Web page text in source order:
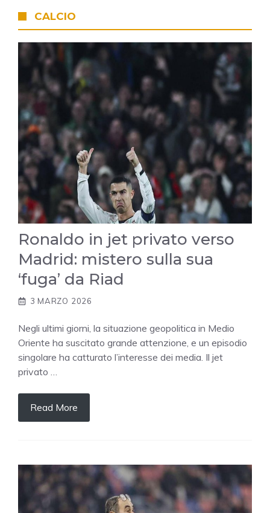
CALCIO
Ronaldo in jet privato verso
Madrid: mistero sulla sua
‘fuga’ da Riad
3 MARZO 2026
Negli ultimi giorni, la situazione geopolitica in Medio
Oriente ha suscitato grande attenzione, e un episodio
singolare ha catturato l’interesse dei media. Il jet
privato …
Read More